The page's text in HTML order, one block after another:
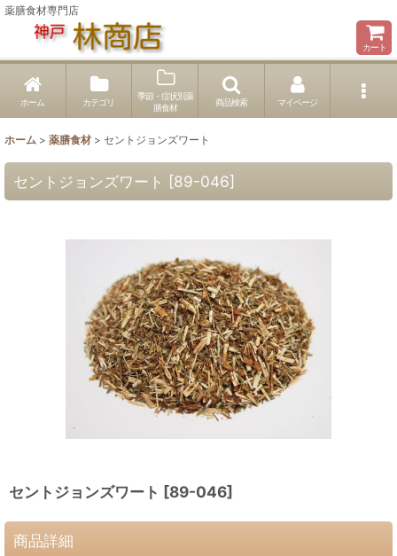
薬膳食材専門店
カート
ホーム カテゴリ
季節・症状別薬
膳食材
商品検索 マイページ
ホーム > 薬膳食材 > セントジョンズワート
セントジョンズワート [89-046]
セントジョンズワート [89-046]
商品詳細